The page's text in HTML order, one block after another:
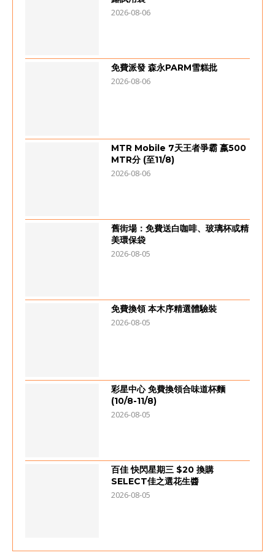
2026-08-06
免費派發 森永PARM雪糕批
2026-08-06
MTR Mobile 7天王者爭霸 嬴500
MTR分 (至11/8)
2026-08-06
舊街場：免費送白咖啡、玻璃杯或精
美環保袋
2026-08-05
免費換領 本木序精選體驗裝
2026-08-05
彩星中心 免費換領合味道杯麵
(10/8-11/8)
2026-08-05
百佳 快閃星期三 $20 換購
SELECT佳之選花生醬
2026-08-05